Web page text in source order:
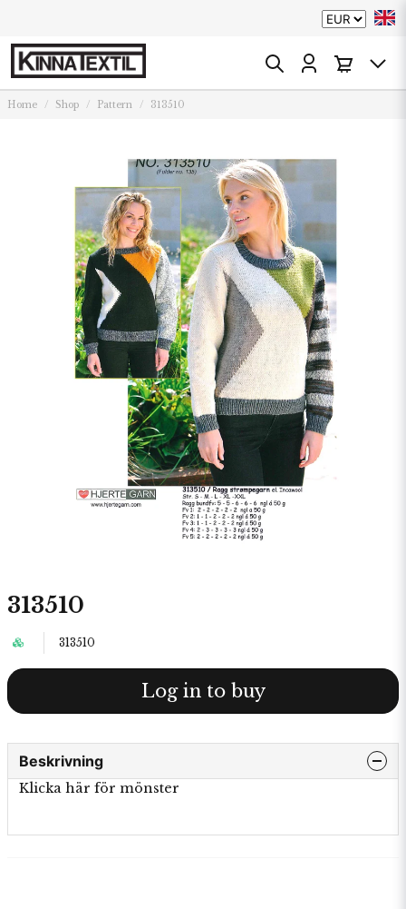
Home Shop Pattern 313510
313510
313510
Log in to buy
Beskrivning
Klicka här för mönster